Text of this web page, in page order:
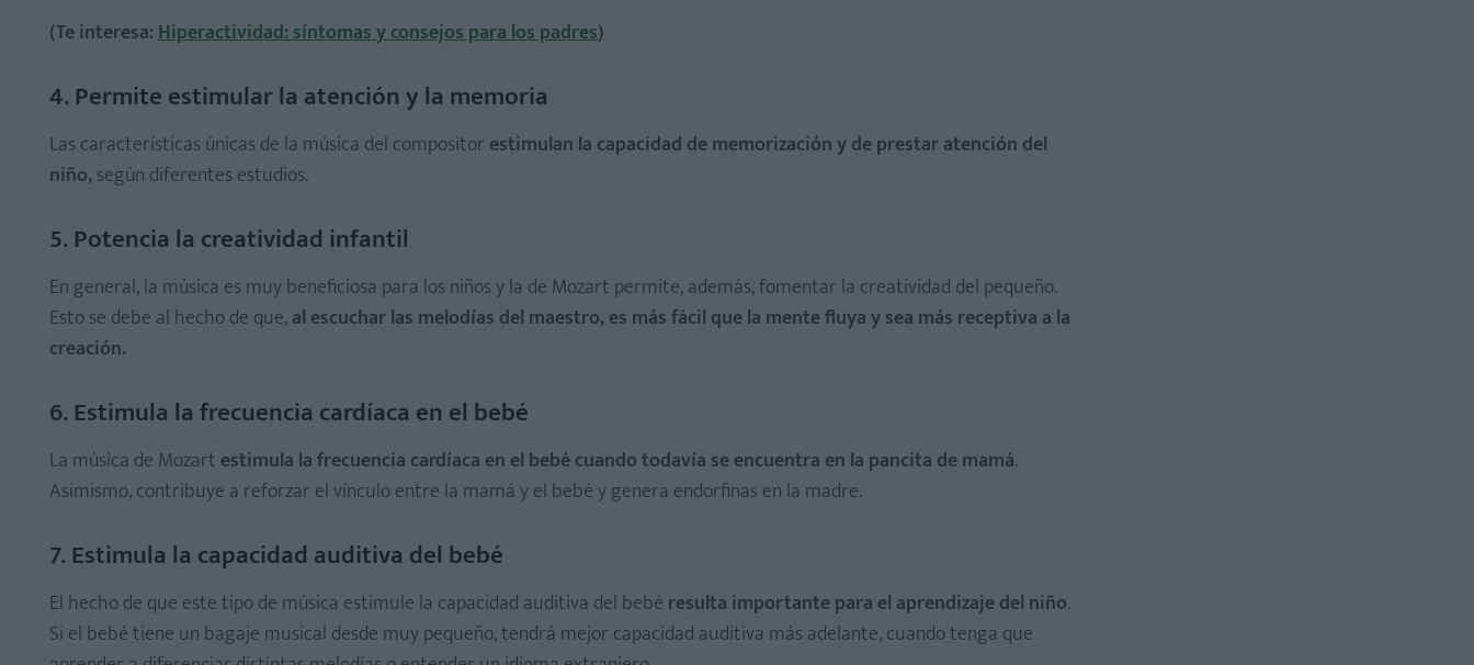
(Te interesa:Hiperactividad: síntomas y consejos para los padres)
4. Permite estimular la atención y la memoria
Las características únicas de la música del compositor estimulan la capacidad de memorización y de prestar atención del
niño,según diferentes estudios.
5. Potencia la creatividad infantil
En general, la música es muy beneficiosa para los niños y la de Mozart permite, además, fomentar la creatividad del pequeño.
Esto se debe al hecho de que,al escuchar las melodías del maestro, es más fácil que la mente fluya y sea más receptiva a la
creación.
6. Estimula la frecuencia cardíaca en el bebé
La música de Mozart estimula la frecuencia cardíaca en el bebé cuando todavía se encuentra en la pancita de mamá.
Asimismo, contribuye a reforzar el vínculo entre la mamá y el bebé y genera endorfinas en la madre.
7. Estimula la capacidad auditiva del bebé
El hecho de que este tipo de música estimule la capacidad auditiva del bebé resulta importante para el aprendizaje del niño.
Si el bebé tiene un bagaje musical desde muy pequeño, tendrá mejor capacidad auditiva más adelante, cuando tenga que